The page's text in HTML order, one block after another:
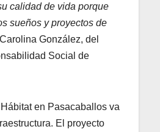
calidad de vida porque
sueños y proyectos de
González, del
Social de
en Pasacaballos va
El proyecto